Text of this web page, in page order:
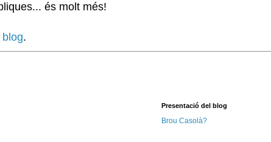
és molt més!
.
Presentació del blog
Brou Casolà?